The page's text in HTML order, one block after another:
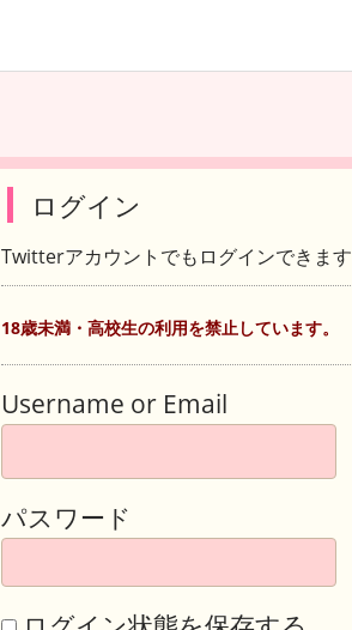
ログイン
Twitterアカウントでもログインできます
18歳未満・高校生の利用を禁止しています。
Username or Email
パスワード